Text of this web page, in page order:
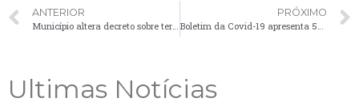
ANTERIOR
Município altera decreto sobre termo de isolamento para pacientes com Covid-19
PRÓXIMO
Boletim da Covid-19 apresenta 52 casos positivos nesta quarta-feira (23)
Ultimas Notícias